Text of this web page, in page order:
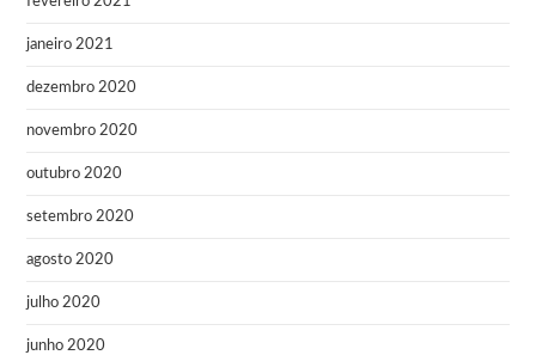
janeiro 2021
dezembro 2020
novembro 2020
outubro 2020
setembro 2020
agosto 2020
julho 2020
junho 2020